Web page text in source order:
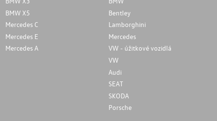
BMW X5
Mercedes C
Mercedes E
Mercedes A
Bentley
Lamborghini
Mercedes
VW - úžitkové vozidlá
VW
Audi
SEAT
SKODA
Porsche